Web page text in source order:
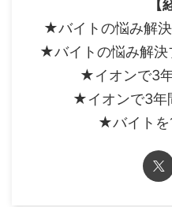
【
★バイトの悩み解
★バイトの悩み解決
★イオンで3
★イオンで3年
★バイトを